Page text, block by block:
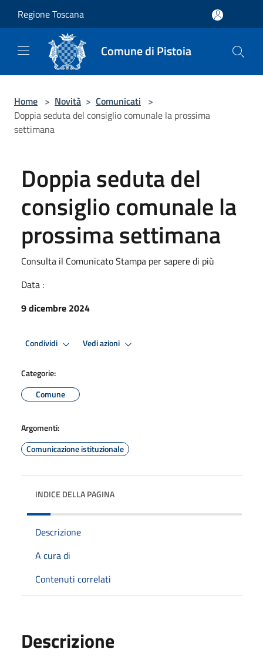
Regione Toscana
Comune di Pistoia
Home > Novità > Comunicati >
Doppia seduta del consiglio comunale la prossima
settimana
Doppia seduta del
consiglio comunale la
prossima settimana
Consulta il Comunicato Stampa per sapere di più
Data :
9 dicembre 2024
Condividi Vedi azioni
Categorie:
Comune
Argomenti:
Comunicazione istituzionale
INDICE DELLA PAGINA
Descrizione
A cura di
Contenuti correlati
Descrizione